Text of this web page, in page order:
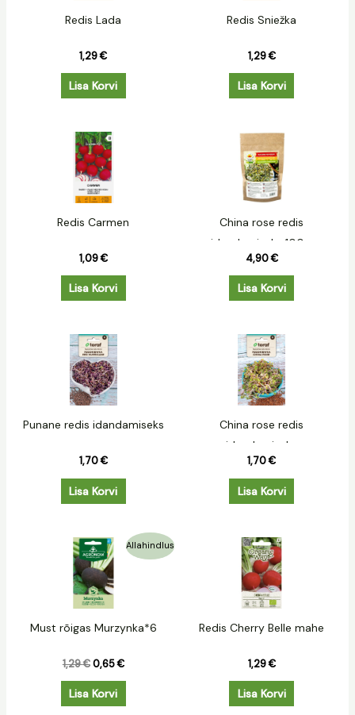
Redis Lada
1,29€
Lisa Korvi
Redis Sniežka
1,29€
Lisa Korvi
Redis Carmen
1,09€
Lisa Korvi
China rose redis
idandamiseks 100g.
4,90€
Lisa Korvi
Punane redis idandamiseks
1,70€
Lisa Korvi
China rose redis
idandamiseks
1,70€
Lisa Korvi
Allahindlus
Must rõigas Murzynka*6
1,29€
Algne
hind
oli:
1,29 €.
0,65€
Praegune
hind
Lisa Korvi
Redis Cherry Belle mahe
1,29€
Lisa Korvi